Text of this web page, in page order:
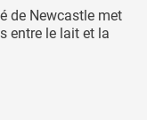
de Newcastle met
entre le lait et la